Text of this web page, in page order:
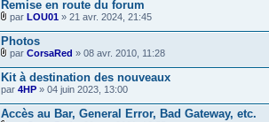
)
o
i
n
t
(
s
e
r
s
)
o
i
n
t
(
Remise en route du forum
F
i
c
h
i
e
r
s
par LOU01 » 21 avr. 2024, 21:45
Photos
F
i
c
h
i
e
par CorsaRed » 08 avr. 2010, 11:28
Kit à destination des nouveaux
par 4HP » 04 juin 2023, 13:00
Accès au Bar, General Error, Bad Gateway, etc.